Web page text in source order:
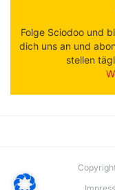
Folge Sciodoo und
dich uns an und
stellen